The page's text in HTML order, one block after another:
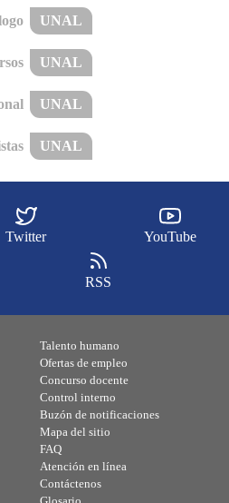
UNAL
UNAL
UNAL
UNAL
Twitter YouTube
RSS
Talento humano
Ofertas de empleo
Concurso docente
Control interno
Buzón de notificaciones
Mapa del sitio
FAQ
Atención en línea
Contáctenos